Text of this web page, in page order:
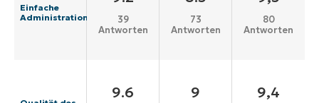
Einfache
Administration
39
Antworten
73
Antworten
80
Antworten
9.6 9 9,4